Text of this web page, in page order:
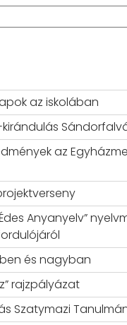
az iskolában
az
Anyanyelv”
és nagyban
rajzpályázat
Szatymazi